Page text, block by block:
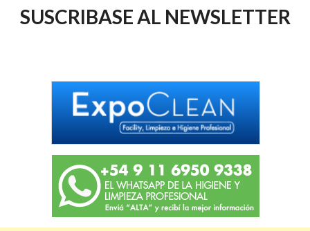
SUSCRIBASE AL NEWSLETTER